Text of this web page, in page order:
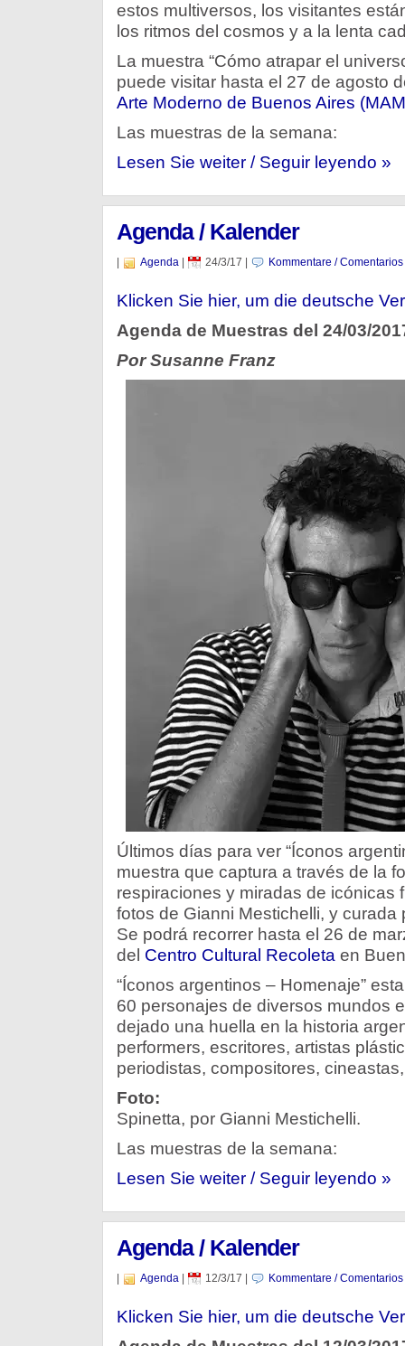
estos multiversos, los visitantes
los ritmos del cosmos y a la lenta
La muestra “Cómo atrapar el
puede visitar hasta el 27 de agosto
Arte Moderno de Buenos Aires
Las muestras de la semana:
Lesen Sie weiter / Seguir leyendo »
Agenda / Kalender
Agenda| 24/3/17 Kommentare / Comentarios
Klicken Sie hier, um die deutsche
Agenda de Muestras del 24/03/
Por Susanne Franz
Últimos días para ver “Íconos
muestra que captura a través de la
respiraciones y miradas de icónicas
fotos de Gianni Mestichelli, y
Se podrá recorrer hasta el 26 de
del Centro Cultural Recoleta en
“Íconos argentinos – Homenaje”
60 personajes de diversos mundos
dejado una huella en la historia
performers, escritores, artistas
periodistas, compositores,
Foto:
Spinetta, por Gianni Mestichelli.
Las muestras de la semana:
Lesen Sie weiter / Seguir leyendo »
Agenda / Kalender
Agenda| 12/3/17 Kommentare / Comentarios
Klicken Sie hier, um die deutsche